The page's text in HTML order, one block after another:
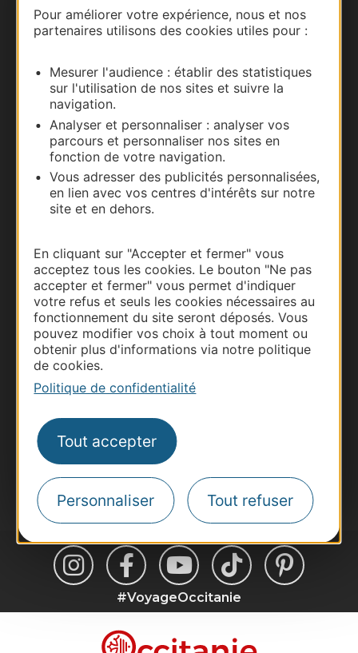
Pour améliorer votre expérience, nous et nos
partenaires utilisons des cookies utiles pour :
Mesurer l'audience : établir des statistiques
sur l'utilisation de nos sites et suivre la
navigation.
Analyser et personnaliser : analyser vos
parcours et personnaliser nos sites en
fonction de votre navigation.
Vous adresser des publicités personnalisées,
en lien avec vos centres d'intérêts sur notre
site et en dehors.
En cliquant sur "Accepter et fermer" vous
acceptez tous les cookies. Le bouton "Ne pas
accepter et fermer" vous permet d'indiquer
votre refus et seuls les cookies nécessaires au
fonctionnement du site seront déposés. Vous
pouvez modifier vos choix à tout moment ou
obtenir plus d'informations via notre politique
de cookies.
Politique de confidentialité
Tout accepter
Personnaliser Tout refuser
Nous contacter
Documentation
Thermalisme
Business/Mice
Pros d'Occitanie
Site presse et d'influence
Voyagistes
Destination Sport
Inscrivez-vous à la lettre d'information
Destination Occitanie pour recevoir des
suggestions de séjours, de visites et de sorties.
Je m'abonne
#VoyageOccitanie